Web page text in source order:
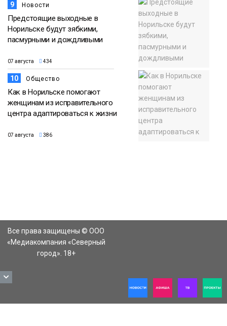
9 Новости
Предстоящие выходные в
Норильске будут зябкими,
пасмурными и дождливыми
07 августа 434
10 Общество
Как в Норильске помогают
женщинам из исправительного
центра адаптироваться к жизни
07 августа 386
Все права защищены © ООО
«Медиакомпания «Северный
город». 18+